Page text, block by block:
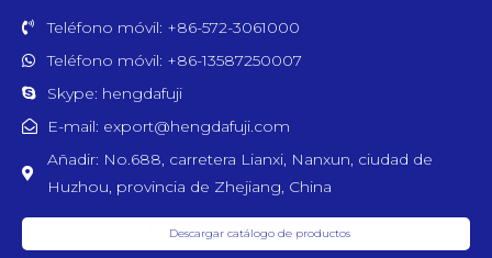
Teléfono móvil: +86-572-3061000
Teléfono móvil: +86-13587250007
Skype: hengdafuji
E-mail: export@hengdafuji.com
Añadir: No.688, carretera Lianxi, Nanxun, ciudad de
Huzhou, provincia de Zhejiang, China
Descargar catálogo de productos